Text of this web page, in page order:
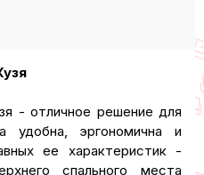
- отличное решение для
удобна, эргономична и
ее характеристик -
спального места